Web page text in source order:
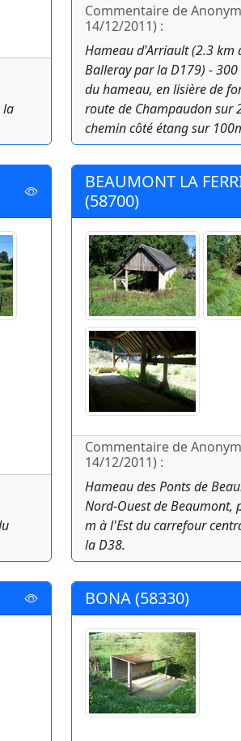
la
Commentaire de
14/12/2011) :
Hameau d'Arriault (2.3 km
Balleray par la D179) -
du hameau, en lisière de
route de Champaudon sur
chemin côté étang sur
BEAUMONT LA
(58700)
Commentaire de
14/12/2011) :
Hameau des Ponts de
Nord-Ouest de Beaumont,
m à l'Est du carrefour
la D38.
BONA (58330)